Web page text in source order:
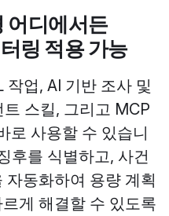
어디에서든
링 적용 가능
작업, AI 기반 조사 및
스킬, 그리고 MCP
로 사용할 수 있습니
후를 식별하고, 사건
자동화하여 용량 계획
게 해결할 수 있도록